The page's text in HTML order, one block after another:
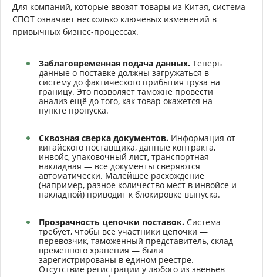
Для компаний, которые ввозят товары из Китая, система
СПОТ означает несколько ключевых изменений в
привычных бизнес-процессах.
Заблаговременная подача данных. Теперь
данные о поставке должны загружаться в
систему до фактического прибытия груза на
границу. Это позволяет таможне провести
анализ ещё до того, как товар окажется на
пункте пропуска.
Сквозная сверка документов. Информация от
китайского поставщика, данные контракта,
инвойс, упаковочный лист, транспортная
накладная — все документы сверяются
автоматически. Малейшее расхождение
(например, разное количество мест в инвойсе и
накладной) приводит к блокировке выпуска.
Прозрачность цепочки поставок. Система
требует, чтобы все участники цепочки —
перевозчик, таможенный представитель, склад
временного хранения — были
зарегистрированы в едином реестре.
Отсутствие регистрации у любого из звеньев